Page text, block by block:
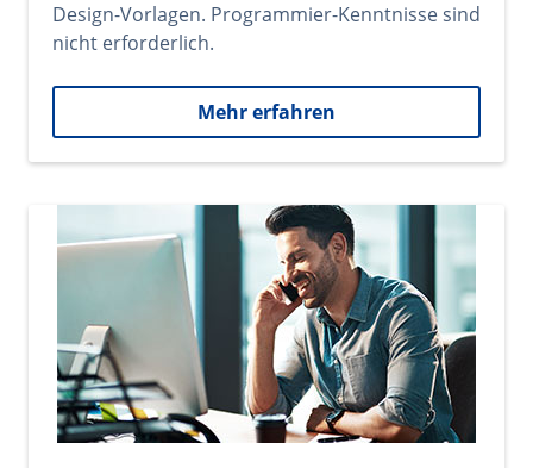
Design-Vorlagen. Programmier-Kenntnisse sind
nicht erforderlich.
Mehr erfahren